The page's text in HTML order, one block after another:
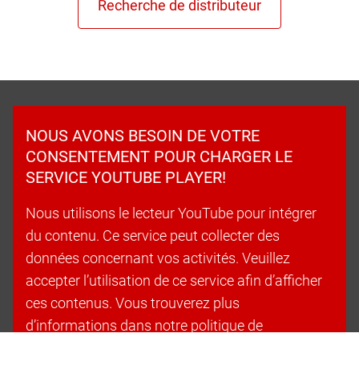
NOUS AVONS BESOIN DE VOTRE
CONSENTEMENT POUR CHARGER LE
SERVICE YOUTUBE PLAYER!
Nous utilisons le lecteur YouTube pour intégrer
du contenu. Ce service peut collecter des
données concernant vos activités. Veuillez
accepter l’utilisation de ce service afin d’afficher
ces contenus. Vous trouverez plus
d’informations dans notre politique de